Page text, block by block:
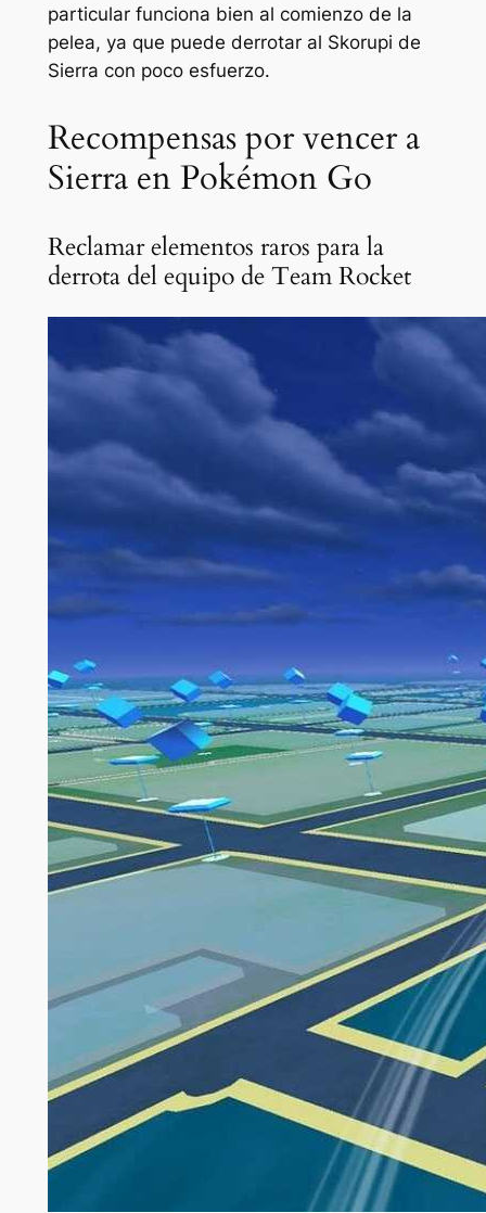
particular funciona bien al comienzo de la
pelea, ya que puede derrotar al Skorupi de
Sierra con poco esfuerzo.
Recompensas por vencer a
Sierra en Pokémon Go
Reclamar elementos raros para la
derrota del equipo de Team Rocket